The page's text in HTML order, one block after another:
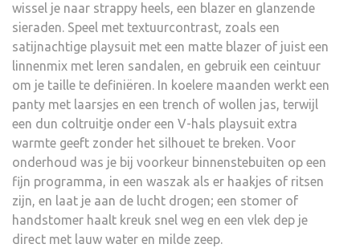
wissel je naar strappy heels, een blazer en glanzende
sieraden. Speel met textuurcontrast, zoals een
satijnachtige playsuit met een matte blazer of juist een
linnenmix met leren sandalen, en gebruik een ceintuur
om je taille te definiëren. In koelere maanden werkt een
panty met laarsjes en een trench of wollen jas, terwijl
een dun coltruitje onder een V-hals playsuit extra
warmte geeft zonder het silhouet te breken. Voor
onderhoud was je bij voorkeur binnenstebuiten op een
fijn programma, in een waszak als er haakjes of ritsen
zijn, en laat je aan de lucht drogen; een stomer of
handstomer haalt kreuk snel weg en een vlek dep je
direct met lauw water en milde zeep.